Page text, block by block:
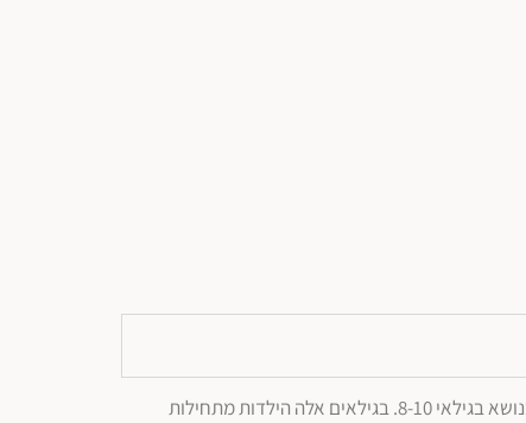
הגיל המתאים לשידת איפור תלוי בבשלות הילדה ובעניין שלה בעולם האיפור והיופי, אבל בדרך כלל רוב הילדות מתחילות להתעניין בנושא בגילאי 8-10. בגילאים אלה הילדות מתחילות